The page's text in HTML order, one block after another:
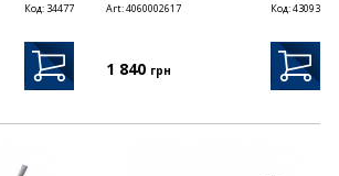
Код: 34477 Art:4060002617 Код:43093
1 840 грн